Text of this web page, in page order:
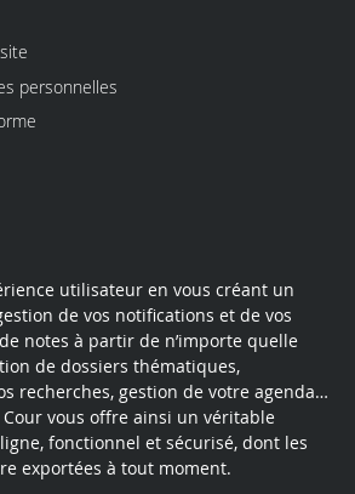
personnelles
utilisateur en vous créant un
de vos notifications et de vos
notes à partir de n’importe quelle
de dossiers thématiques,
recherches, gestion de votre agenda…
vous offre ainsi un véritable
fonctionnel et sécurisé, dont les
exportées à tout moment.